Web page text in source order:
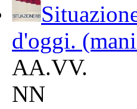
d'oggi.
AA.VV.
NN